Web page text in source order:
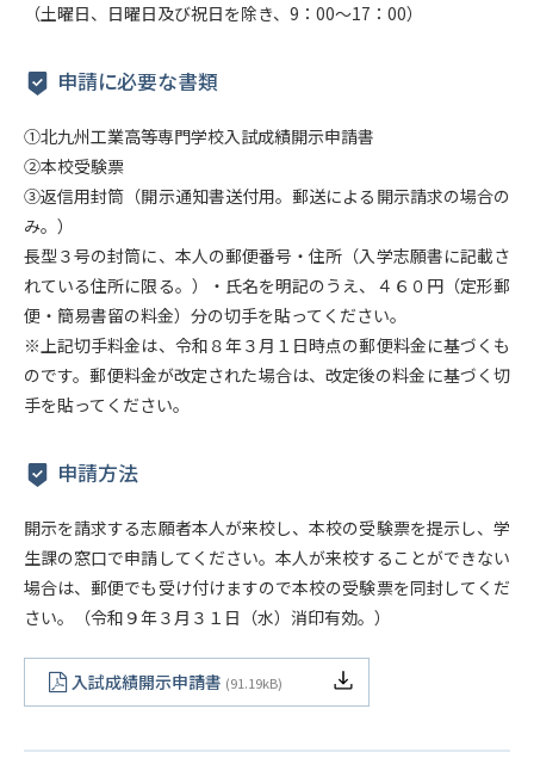
（土曜日、日曜日及び祝日を除き、9：00～17：00）
申請に必要な書類
①北九州工業高等専門学校入試成績開示申請書
②本校受験票
③返信用封筒（開示通知書送付用。郵送による開示請求の場合の
み。）
長型３号の封筒に、本人の郵便番号・住所（入学志願書に記載さ
れている住所に限る。）・氏名を明記のうえ、４６０円（定形郵
便・簡易書留の料金）分の切手を貼ってください。
※上記切手料金は、令和８年３月１日時点の郵便料金に基づくも
のです。郵便料金が改定された場合は、改定後の料金に基づく切
手を貼ってください。
申請方法
開示を請求する志願者本人が来校し、本校の受験票を提示し、学
生課の窓口で申請してください。本人が来校することができない
場合は、郵便でも受け付けますので本校の受験票を同封してくだ
さい。（令和９年３月３１日（水）消印有効。）
入試成績開示申請書 91.19kB